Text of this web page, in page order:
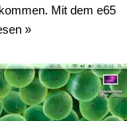
Mit dem e65
»